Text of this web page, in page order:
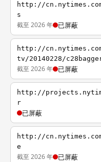
http://
s
截至 2026 年 已屏蔽
http://
tv/20140228/
截至 2026 年 已屏蔽
http://
r
已屏蔽
http://
e
截至 2026 年 已屏蔽